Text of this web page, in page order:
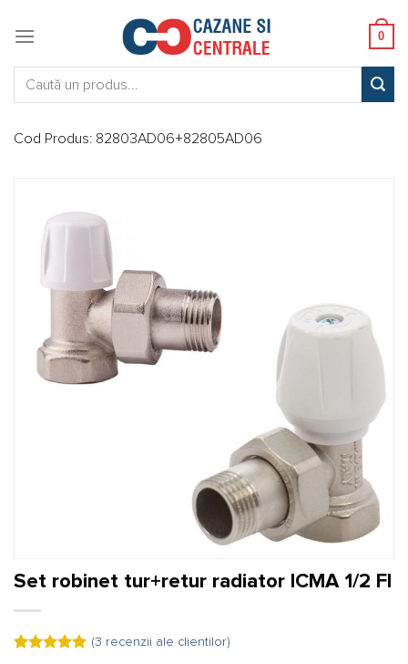
0
Cod Produs: 82803AD06+82805AD06
Set robinet tur+retur radiator ICMA 1/2 FI
(3 recenzii ale clientilor)